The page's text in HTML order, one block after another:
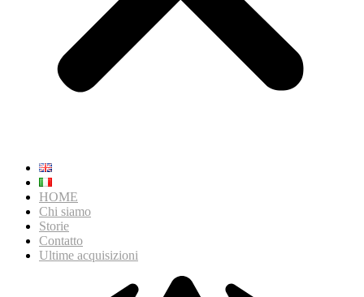
HOME
Chi siamo
Storie
Contatto
Ultime acquisizioni